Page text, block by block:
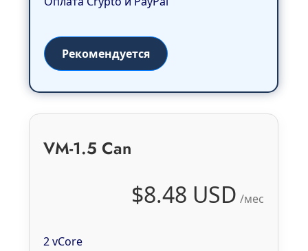
Рекомендуется
VM-1.5 Can
$8.48 USD /мес
2 vCore